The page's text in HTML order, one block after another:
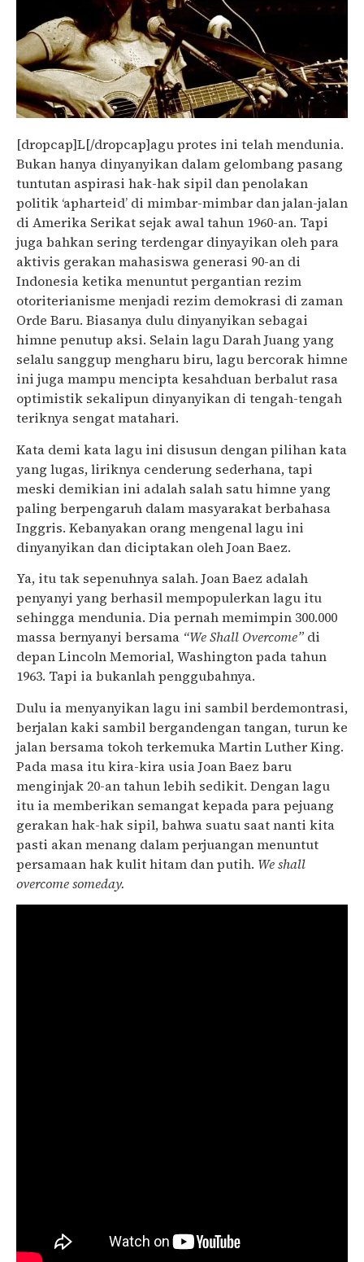
[dropcap]L[/dropcap]agu protes ini telah mendunia.
Bukan hanya dinyanyikan dalam gelombang pasang
tuntutan aspirasi hak-hak sipil dan penolakan
politik ‘apharteid’ di mimbar-mimbar dan jalan-jalan
di Amerika Serikat sejak awal tahun 1960-an. Tapi
juga bahkan sering terdengar dinyayikan oleh para
aktivis gerakan mahasiswa generasi 90-an di
Indonesia ketika menuntut pergantian rezim
otoriterianisme menjadi rezim demokrasi di zaman
Orde Baru. Biasanya dulu dinyanyikan sebagai
himne penutup aksi. Selain lagu Darah Juang yang
selalu sanggup mengharu biru, lagu bercorak himne
ini juga mampu mencipta kesahduan berbalut rasa
optimistik sekalipun dinyanyikan di tengah-tengah
teriknya sengat matahari.
Kata demi kata lagu ini disusun dengan pilihan kata
yang lugas, liriknya cenderung sederhana, tapi
meski demikian ini adalah salah satu himne yang
paling berpengaruh dalam masyarakat berbahasa
Inggris. Kebanyakan orang mengenal lagu ini
dinyanyikan dan diciptakan oleh Joan Baez.
Ya, itu tak sepenuhnya salah. Joan Baez adalah
penyanyi yang berhasil mempopulerkan lagu itu
sehingga mendunia. Dia pernah memimpin 300.000
massa bernyanyi bersama “We Shall Overcome” di
depan Lincoln Memorial, Washington pada tahun
1963. Tapi ia bukanlah penggubahnya.
Dulu ia menyanyikan lagu ini sambil berdemontrasi,
berjalan kaki sambil bergandengan tangan, turun ke
jalan bersama tokoh terkemuka Martin Luther King.
Pada masa itu kira-kira usia Joan Baez baru
menginjak 20-an tahun lebih sedikit. Dengan lagu
itu ia memberikan semangat kepada para pejuang
gerakan hak-hak sipil, bahwa suatu saat nanti kita
pasti akan menang dalam perjuangan menuntut
persamaan hak kulit hitam dan putih. We shall
overcome someday.